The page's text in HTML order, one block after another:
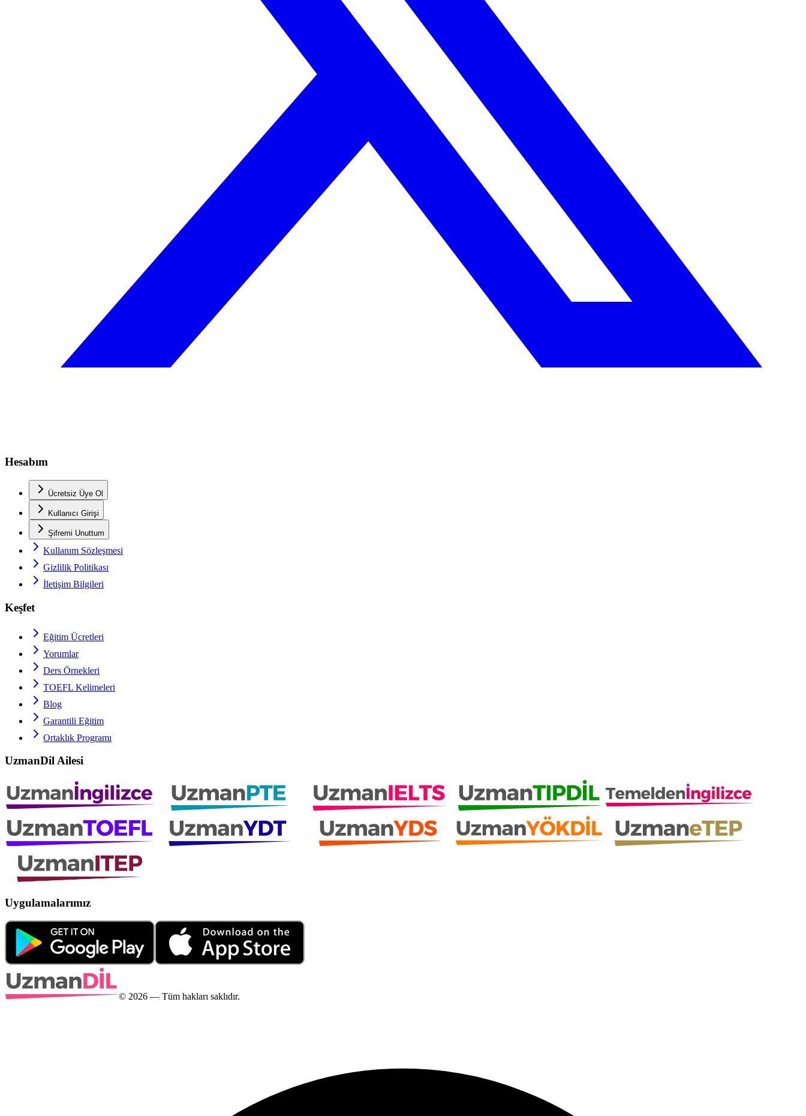
Hesabım
Ücretsiz Üye Ol
Kullanıcı Girişi
Şifremi Unuttum
Kullanım Sözleşmesi
Gizlilik Politikası
İletişim Bilgileri
Keşfet
Eğitim Ücretleri
Yorumlar
Ders Örnekleri
TOEFL Kelimeleri
Blog
Garantili Eğitim
Ortaklık Programı
UzmanDil Ailesi
Uygulamalarımız
© 2026 — Tüm hakları saklıdır.